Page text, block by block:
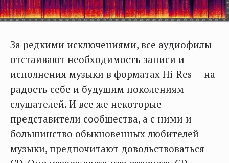
За редкими исключениями, все аудиофилы
отстаивают необходимость записи и
исполнения музыки в форматах Hi-Res — на
радость себе и будущим поколениям
слушателей. И все же некоторые
представители сообщества, а с ними и
большинство обыкновенных любителей
музыки, предпочитают довольствоваться